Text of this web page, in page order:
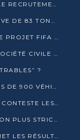
ENSEIGNEMENT : L’ENFICE LANCE LE RECRUTEMENT DE SA PREMIÈRE PROMOTION DE PROFESSEURS DES ÉCOLES
AGL MET SUR RAIL UNE LOCOMOTIVE DE 83 TONNES À POINTE-NOIRE
FOOTBALL : LE CONGO OBTIENT LE PROJET FIFA ARENA POUR SES 15 DÉPARTEMENTS
GOUVERNANCE FORESTIÈRE : LA SOCIÉTÉ CIVILE CONGOLAISE AFFICHE SES PRIORITÉS POUR 2026
?
CONGO TERMINAL DÉCHARGE PLUS DE 900 VÉHICULES EN QUELQUES HEURES
PRÉSIDENTIELLE : DAVE MAFOULA CONTESTE LES RÉSULTATS PROVISOIRES
LA DGSP ANNONCE UNE RÉPRESSION PLUS STRICTE CONTRE LES MOTO-TAXIS
PRÉSIDENTIELLE : LA CNEI TRANSMET LES RÉSULTATS PROVISOIRES À LA COUR CONSTITUTIONNELLE